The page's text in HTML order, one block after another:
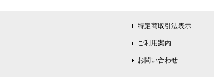
特定商取引法表示
ご利用案内
お問い合わせ